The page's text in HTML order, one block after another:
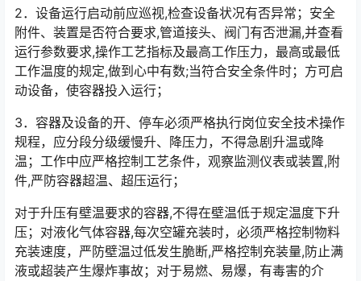
2．设备运行启动前应巡视,检查设备状况有否异常；安全
附件、装置是否符合要求,管道接头、阀门有否泄漏,并查看
运行参数要求,操作工艺指标及最高工作压力，最高或最低
工作温度的规定,做到心中有数;当符合安全条件时；方可启
动设备，使容器投入运行；
3．容器及设备的开、停车必须严格执行岗位安全技术操作
规程，应分段分级缓慢升、降压力，不得急剧升温或降
温；工作中应严格控制工艺条件，观察监测仪表或装置,附
件,严防容器超温、超压运行；
对于升压有壁温要求的容器,不得在壁温低于规定温度下升
压；对液化气体容器,每次空罐充装时，必须严格控制物料
充装速度，严防壁温过低发生脆断,严格控制充装量,防止满
液或超装产生爆炸事故；对于易燃、易爆，有毒害的介